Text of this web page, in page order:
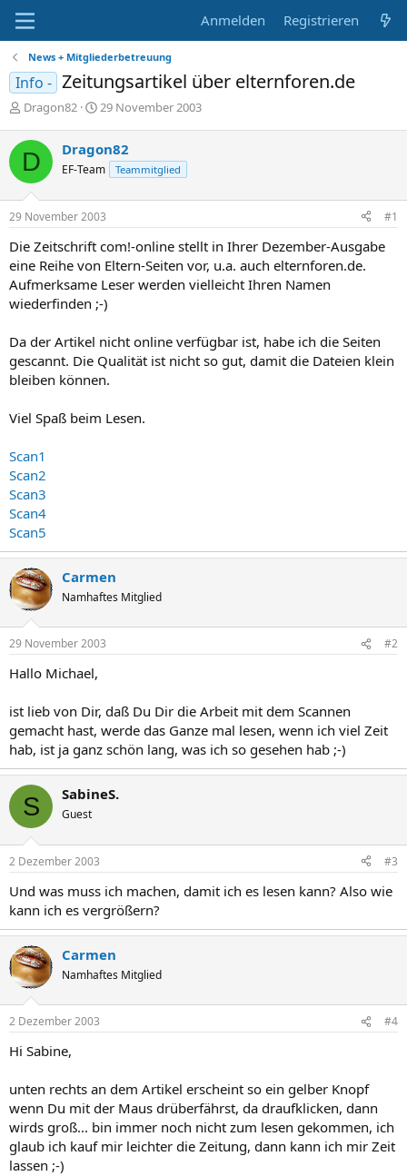
Anmelden Registrieren
News + Mitgliederbetreuung
Info - Zeitungsartikel über elternforen.de
E
s
t
e
l
l
e
Dragon82
E
t
e
l
t
m
29 November 2003
D Dragon82
EF-Team Teammitglied
29 November 2003 #1
Die Zeitschrift com!-online stellt in Ihrer Dezember-Ausgabe
eine Reihe von Eltern-Seiten vor, u.a. auch elternforen.de.
Aufmerksame Leser werden vielleicht Ihren Namen
wiederfinden ;-)
Da der Artikel nicht online verfügbar ist, habe ich die Seiten
gescannt. Die Qualität ist nicht so gut, damit die Dateien klein
bleiben können.
Viel Spaß beim Lesen.
Scan1
Scan2
Scan3
Scan4
Scan5
Carmen
Namhaftes Mitglied
29 November 2003 #2
Hallo Michael,
ist lieb von Dir, daß Du Dir die Arbeit mit dem Scannen
gemacht hast, werde das Ganze mal lesen, wenn ich viel Zeit
hab, ist ja ganz schön lang, was ich so gesehen hab ;-)
S SabineS.
Guest
2 Dezember 2003 #3
Und was muss ich machen, damit ich es lesen kann? Also wie
kann ich es vergrößern?
Carmen
Namhaftes Mitglied
2 Dezember 2003 #4
Hi Sabine,
unten rechts an dem Artikel erscheint so ein gelber Knopf
wenn Du mit der Maus drüberfährst, da draufklicken, dann
wirds groß... bin immer noch nicht zum lesen gekommen, ich
glaub ich kauf mir leichter die Zeitung, dann kann ich mir Zeit
lassen ;-)